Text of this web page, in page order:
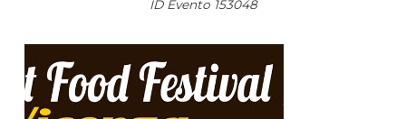
ID Evento 153048